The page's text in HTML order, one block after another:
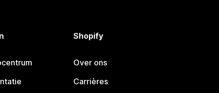
Shopify
Over ons
Carrières